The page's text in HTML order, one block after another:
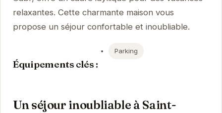
relaxantes. Cette charmante maison vous
propose un séjour confortable et inoubliable.
Équipements clés :
Parking
Un séjour inoubliable à Saint-